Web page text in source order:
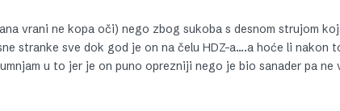
vrani ne kopa oči) nego zbog sukoba s desnom strujom
stranke sve dok god je on na čelu HDZ-a….a hoće li nakon
u to jer je on puno oprezniji nego je bio sanader pa ne